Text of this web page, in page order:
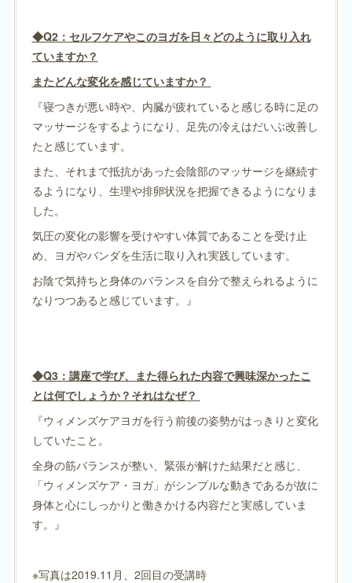
◆Q2：セルフケアやこのヨガを日々どのように取り入れ
ていますか？
またどんな変化を感じていますか？
『寝つきが悪い時や、内臓が疲れていると感じる時に足の
マッサージをするようになり、足先の冷えはだいぶ改善し
たと感じています。
また、それまで抵抗があった会陰部のマッサージを継続す
るようになり、生理や排卵状況を把握できるようになりま
した。
気圧の変化の影響を受けやすい体質であることを受け止
め、ヨガやバンダを生活に取り入れ実践しています。
お陰で気持ちと身体のバランスを自分で整えられるように
なりつつあると感じています。』
◆Q3：講座で学び、また得られた内容で興味深かったこ
とは何でしょうか？それはなぜ？
『ウィメンズケアヨガを行う前後の姿勢がはっきりと変化
していたこと。
全身の筋バランスが整い、緊張が解けた結果だと感じ、
「ウィメンズケア・ヨガ」がシンプルな動きであるが故に
身体と心にしっかりと働きかける内容だと実感していま
す。』
※写真は2019.11月、2回目の受講時